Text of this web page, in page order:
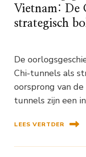
Vietnam: De
strategisch
De
Chi-tunnels als
oorsprong van
tunnels zijn een
LEES VERTDER